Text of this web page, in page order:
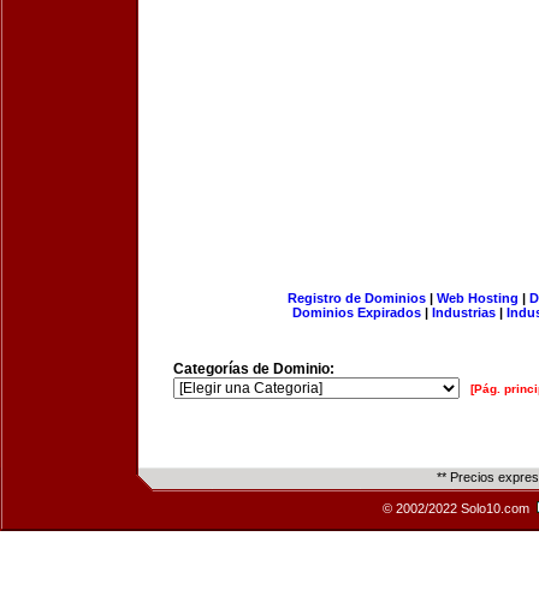
Registro de Dominios| Web Hosting |
Dominios Expirados | Industrias |
Categorías de Dominio:
[Pág.
** Precios
© 2002/2022 Solo10.com